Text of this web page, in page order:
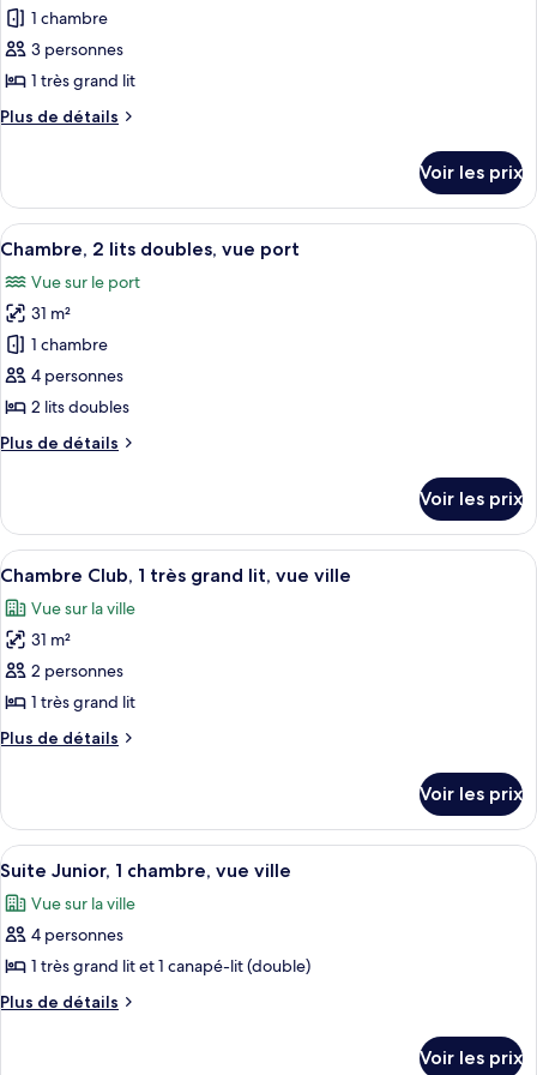
grand
lit,
vue
port
pour
ce
type
chambre :
très
grand
1 chambre
3 personnes
1 très grand lit
Plus de détails
Plus
le
type
de
Chambre,
très
grand
lit
Voir les prix
Afficher
toutes
les
photos
pour
ce
type
chambre :
lits
doubles,
vue
port
Une chambre d’hôtel avec deux
7
Chambre, 2 lits doubles, vue port
Vue sur le port
31 m²
1 chambre
4 personnes
2 lits doubles
Plus de détails
Plus
le
type
de
Chambre,
2
doubles,
vue
Voir les prix
Afficher
toutes
les
photos
pour
ce
type
de
Chambre
Club,
1
très
grand
lit,
vue
ville
Une chambre d’hôtel avec un lit,
12
Chambre Club, 1 très grand lit, vue ville
Vue sur la ville
31 m²
2 personnes
1 très grand lit
Plus de détails
Plus
le
type
de
Chambre
Club,
très
grand
lit,
Voir les prix
Afficher
toutes
les
photos
pour
ce
Une chambre d’hôtel comprenant
13
Suite Junior, 1 chambre, vue ville
Vue sur la ville
4 personnes
1 très grand lit et 1 canapé-lit (double)
Plus de détails
Plus
Voir les prix